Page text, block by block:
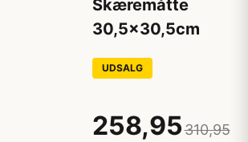
Skæremåtte
30,5x30,5cm
UDSALG
258,95310,95